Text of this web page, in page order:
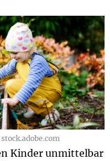
Kinder unmittelbar